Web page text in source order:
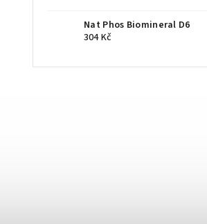
Nat Phos Biomineral D6
304 Kč